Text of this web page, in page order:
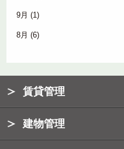
9月 (1)
8月 (6)
賃貸管理
建物管理